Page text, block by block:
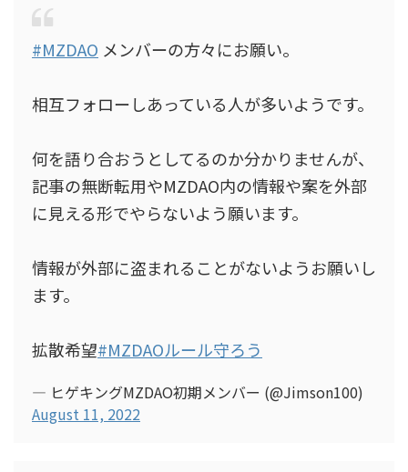
#MZDAO メンバーの方々にお願い。
相互フォローしあっている人が多いようです。
何を語り合おうとしてるのか分かりませんが、
記事の無断転用やMZDAO内の情報や案を外部
に見える形でやらないよう願います。
情報が外部に盗まれることがないようお願いし
ます。
拡散希望#MZDAOルール守ろう
— ヒゲキングMZDAO初期メンバー (@Jimson100)
August 11, 2022